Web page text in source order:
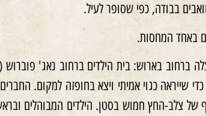
בבודה, כפי שסופר לעיל.
באחד המחסות.
שייראה כגוי אמיתי ויצא בחופזה למקום.
של צלב-החץ חמוש בסטן. הילדים המבוהלים